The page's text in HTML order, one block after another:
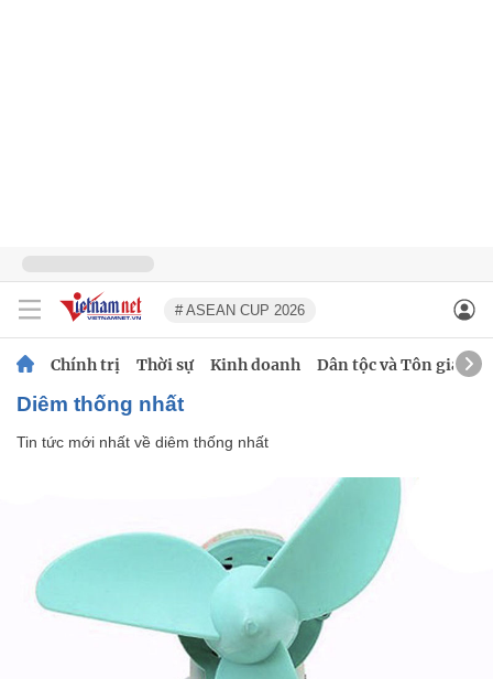
# ASEAN CUP 2026
Chính trị Thời sự Kinh doanh Dân tộc và Tôn giáo
diêm thống nhất
Tin tức mới nhất về diêm thống nhất